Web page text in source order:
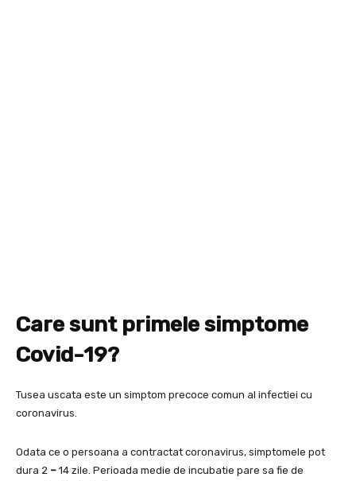
Care sunt primele simptome
Covid-19?
Tusea uscata este un simptom precoce comun al infectiei cu
coronavirus.
Odata ce o persoana a contractat coronavirus, simptomele pot
dura 2 – 14 zile. Perioada medie de incubatie pare sa fie de